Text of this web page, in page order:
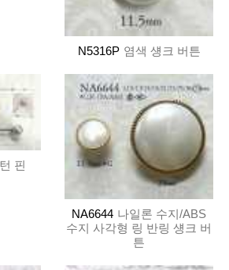
N5316P 염색 섕크 버튼
핀
NA6644 나일론 수지/ABS
수지 사각형 링 반링 섕크 버
튼